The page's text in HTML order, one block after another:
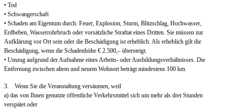
• Tod
• Schwangerschaft
• Schaden am Eigentum durch: Feuer, Explosion, Sturm, Blitzschlag, Hochwasser,
Erdbeben, Wasserrohrbruch oder vorsätzliche Straftat eines Dritten. Sie müssen zur
Aufklärung vor Ort sein oder die Beschädigung ist erheblich. Als erheblich gilt die
Beschädigung, wenn die Schadenhöhe € 2.500,– übersteigt.
• Umzug aufgrund der Aufnahme eines Arbeits- oder Ausbildungsverhältnisses. Die
Entfernung zwischen altem und neuem Wohnort beträgt mindestens 100 km.
3. Wenn Sie die Veranstaltung versäumen, weil
a) das von Ihnen genutzte öffentliche Verkehrsmittel sich um mehr als drei Stunden
verspätet oder